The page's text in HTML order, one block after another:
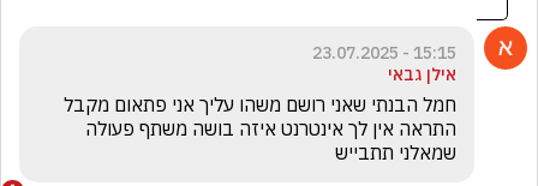
15:15 - 23.07.2025
אילן גבאי
שמאלני תתבייש